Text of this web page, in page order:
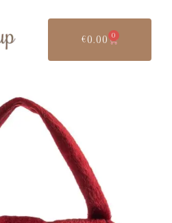
€0.00 0